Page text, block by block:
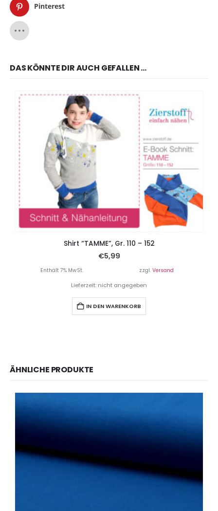
Pinterest
DAS KÖNNTE DIR AUCH GEFALLEN …
Shirt “TAMME”, Gr. 110 – 152
€5,99
Enthält 7% MwSt. zzgl. Versand
Lieferzeit: nicht angegeben
IN DEN WARENKORB
ÄHNLICHE PRODUKTE